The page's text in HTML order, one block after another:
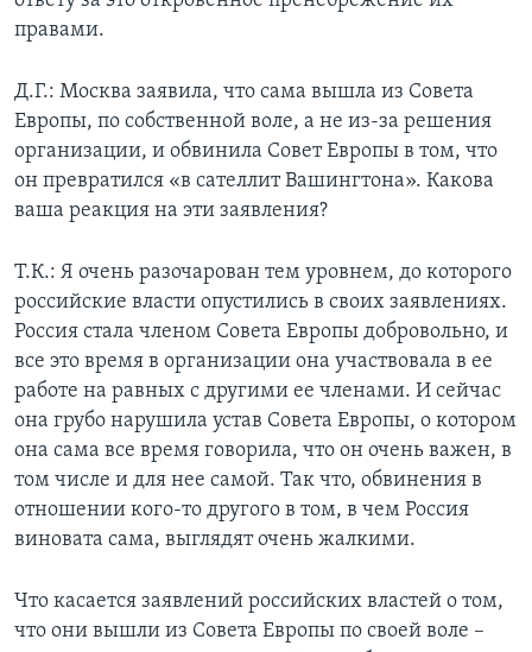
правами.
Д.Г.: Москва заявила, что сама вышла из Совета
Европы, по собственной воле, а не из-за решения
организации, и обвинила Совет Европы в том, что
он превратился «в сателлит Вашингтона». Какова
ваша реакция на эти заявления?
Т.К.: Я очень разочарован тем уровнем, до которого
российские власти опустились в своих заявлениях.
Россия стала членом Совета Европы добровольно, и
все это время в организации она участвовала в ее
работе на равных с другими ее членами. И сейчас
она грубо нарушила устав Совета Европы, о котором
она сама все время говорила, что он очень важен, в
том числе и для нее самой. Так что, обвинения в
отношении кого-то другого в том, в чем Россия
виновата сама, выглядят очень жалкими.
Что касается заявлений российских властей о том,
что они вышли из Совета Европы по своей воле –